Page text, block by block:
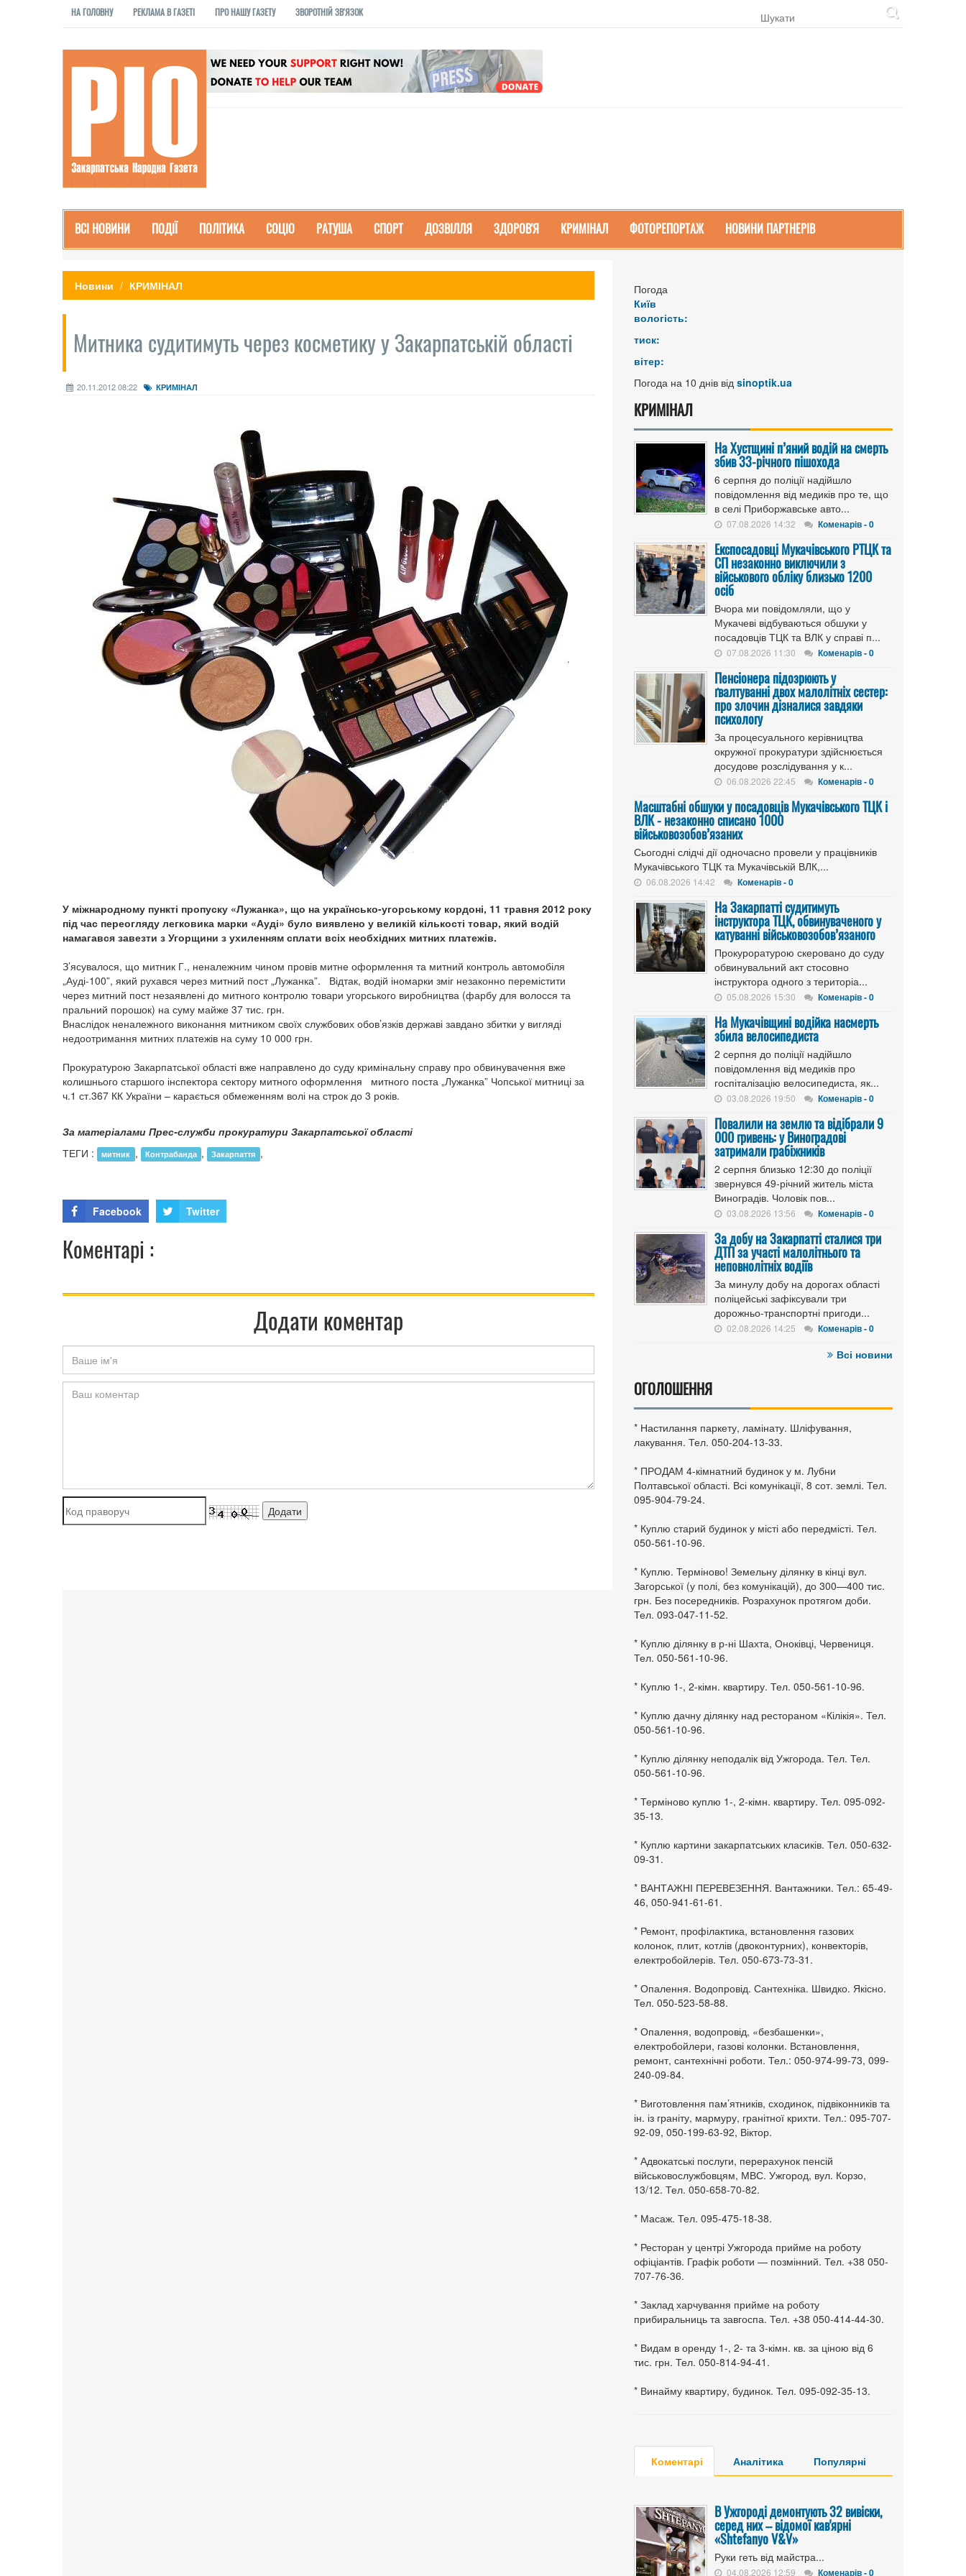
НА ГОЛОВНУ РЕКЛАМА В ГАЗЕТІ ПРО НАШУ ГАЗЕТУ ЗВОРОТНІЙ ЗВ'ЯЗОК
ВСІ НОВИНИ ПОДІЇ ПОЛІТИКА СОЦІО РАТУША СПОРТ ДОЗВІЛЛЯ ЗДОРОВ'Я КРИМІНАЛ ФОТОРЕПОРТАЖ НОВИНИ ПАРТНЕРІВ
Новини КРИМІНАЛ
Митника судитимуть через косметику у Закарпатській області
20.11.2012 08:22 КРИМІНАЛ
У міжнародному пункті пропуску «Лужанка», що на українсько-угорському кордоні, 11 травня 2012 року
під час переогляду легковика марки «Ауді» було виявлено у великій кількості товар, який водій
намагався завезти з Угорщини з ухиленням сплати всіх необхідних митних платежів.
З’ясувалося, що митник Г., неналежним чином провів митне оформлення та митний контроль автомобіля
„Ауді-100”, який рухався через митний пост „Лужанка”. Відтак, водій іномарки зміг незаконно перемістити
через митний пост незаявлені до митного контролю товари угорського виробництва (фарбу для волосся та
пральний порошок) на суму майже 37 тис. грн.
Внаслідок неналежного виконання митником своїх службових обов’язків державі завдано збитки у вигляді
недоотримання митних платежів на суму 10 000 грн.
Прокуратурою Закарпатської області вже направлено до суду кримінальну справу про обвинувачення вже
колишнього старшого інспектора сектору митного оформлення митного поста „Лужанка” Чопської митниці за
ч.1 ст.367 КК України – карається обмеженням волі на строк до 3 років.
За матеріалами Прес-служби прокуратури Закарпатської області
ТЕГИ :
митник , Контрабанда , Закарпаття ,
Facebook Twitter
Коментарі :
Додати коментар
Погода
Київ
вологість:
тиск:
вітер:
Погода на 10 днів від sinoptik.ua
КРИМІНАЛ
На Хустщині п’яний водій на смерть
збив 33-річного пішохода
6 серпня до поліції надійшло
повідомлення від медиків про те, що
в селі Приборжавське авто...
07.08.2026 14:32 Коменарів - 0
Експосадовці Мукачівського РТЦК та
СП незаконно виключили з
військового обліку близько 1200
осіб
Вчора ми повідомляли, що у
Мукачеві відбуваються обшуки у
посадовців ТЦК та ВЛК у справі п...
07.08.2026 11:30 Коменарів - 0
Пенсіонера підозрюють у
ґвалтуванні двох малолітніх сестер:
про злочин дізналися завдяки
психологу
За процесуального керівництва
окружної прокуратури здійснюється
досудове розслідування у к...
06.08.2026 22:45 Коменарів - 0
Масштабні обшуки у посадовців Мукачівського ТЦК і
ВЛК - незаконно списано 1000
військовозобов’язаних
Сьогодні слідчі дії одночасно провели у працівників
Мукачівського ТЦК та Мукачівській ВЛК,...
06.08.2026 14:42 Коменарів - 0
На Закарпатті судитимуть
інструктора ТЦК, обвинуваченого у
катуванні військовозобов’язаного
Прокуроратурою скеровано до суду
обвинувальний акт стосовно
інструктора одного з територіа...
05.08.2026 15:30 Коменарів - 0
На Мукачівщині водійка насмерть
збила велосипедиста
2 серпня до поліції надійшло
повідомлення від медиків про
госпіталізацію велосипедиста, як...
03.08.2026 19:50 Коменарів - 0
Повалили на землю та відібрали 9
000 гривень: у Виноградові
затримали грабіжників
2 серпня близько 12:30 до поліції
звернувся 49-річний житель міста
Виноградів. Чоловік пов...
03.08.2026 13:56 Коменарів - 0
За добу на Закарпатті сталися три
ДТП за участі малолітнього та
неповнолітніх водіїв
За минулу добу на дорогах області
поліцейські зафіксували три
дорожньо-транспортні пригоди...
02.08.2026 14:25 Коменарів - 0
Всі новини
ОГОЛОШЕННЯ
* Настилання паркету, ламінату. Шліфування,
лакування. Тел. 050-204-13-33.
* ПРОДАМ 4-кімнатний будинок у м. Лубни
Полтавської області. Всі комунікації, 8 сот. землі. Тел.
095-904-79-24.
* Куплю старий будинок у місті або передмісті. Тел.
050-561-10-96.
* Куплю. Терміново! Земельну ділянку в кінці вул.
Загорської (у полі, без комунікацій), до 300—400 тис.
грн. Без посередників. Розрахунок протягом доби.
Тел. 093-047-11-52.
* Куплю ділянку в р-ні Шахта, Оноківці, Червениця.
Тел. 050-561-10-96.
* Куплю 1-, 2-кімн. квартиру. Тел. 050-561-10-96.
* Куплю дачну ділянку над рестораном «Кілікія». Тел.
050-561-10-96.
* Куплю ділянку неподалік від Ужгорода. Тел. Тел.
050-561-10-96.
* Терміново куплю 1-, 2-кімн. квартиру. Тел. 095-092-
35-13.
* Куплю картини закарпатських класиків. Тел. 050-632-
09-31.
* ВАНТАЖНІ ПЕРЕВЕЗЕННЯ. Вантажники. Тел.: 65-49-
46, 050-941-61-61.
* Ремонт, профілактика, встановлення газових
колонок, плит, котлів (двоконтурних), конвекторів,
електробойлерів. Тел. 050-673-73-31.
* Опалення. Водопровід. Сантехніка. Швидко. Якісно.
Тел. 050-523-58-88.
* Опалення, водопровід, «безбашенки»,
електробойлери, газові колонки. Встановлення,
ремонт, сантехнічні роботи. Тел.: 050-974-99-73, 099-
240-09-84.
* Виготовлення пам’ятників, сходинок, підвіконників та
ін. із граніту, мармуру, гранітної крихти. Тел.: 095-707-
92-09, 050-199-63-92, Віктор.
* Адвокатські послуги, перерахунок пенсій
військовослужбовцям, МВС. Ужгород, вул. Корзо,
13/12. Тел. 050-658-70-82.
* Масаж. Тел. 095-475-18-38.
* Ресторан у центрі Ужгорода прийме на роботу
офіціантів. Графік роботи — позмінний. Тел. +38 050-
707-76-36.
* Заклад харчування прийме на роботу
прибиральниць та завгоспа. Тел. +38 050-414-44-30.
* Видам в оренду 1-, 2- та 3-кімн. кв. за ціною від 6
тис. грн. Тел. 050-814-94-41.
* Винайму квартиру, будинок. Тел. 095-092-35-13.
Коментарі Аналітика Популярні
В Ужгороді демонтують 32 вивіски,
серед них – відомої кав'ярні
«Shtefanyo V&V»
Руки геть від майстра...
04.08.2026 12:59 Коменарів - 0